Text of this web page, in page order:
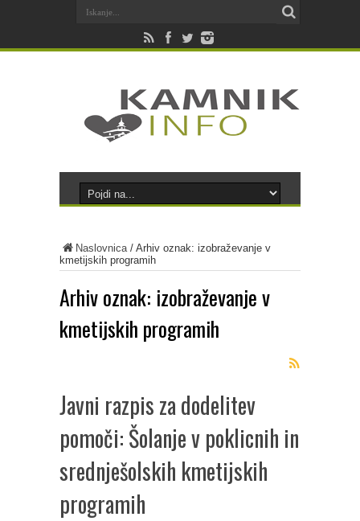
Naslovnica/ Arhiv oznak: izobraževanje v
kmetijskih programih
Arhiv oznak: izobraževanje v
kmetijskih programih
Javni razpis za dodelitev
pomoči: Šolanje v poklicnih in
srednješolskih kmetijskih
programih